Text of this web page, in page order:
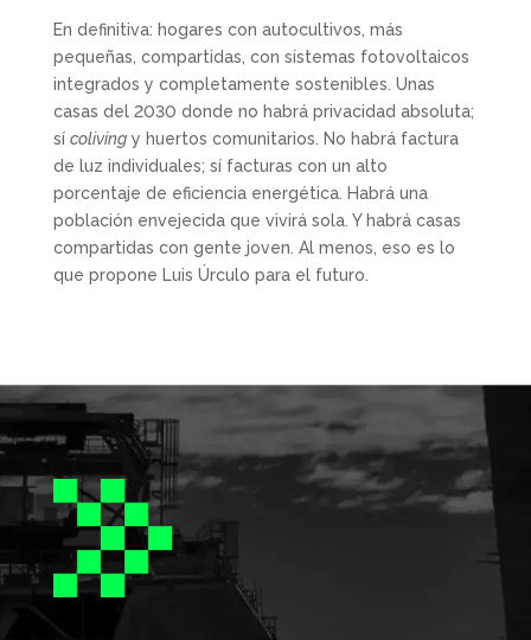
En definitiva: hogares con autocultivos, más
pequeñas, compartidas, con sistemas fotovoltaicos
integrados y completamente sostenibles. Unas
casas del 2030 donde no habrá privacidad absoluta;
sí colivingy huertos comunitarios. No habrá factura
de luz individuales; sí facturas con un alto
porcentaje de eficiencia energética. Habrá una
población envejecida que vivirá sola. Y habrá casas
compartidas con gente joven. Al menos, eso es lo
que propone Luis Úrculo para el futuro.